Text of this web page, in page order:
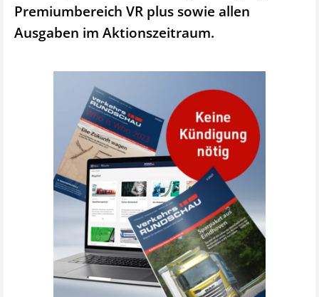
Premiumbereich VR plus sowie allen
Ausgaben im Aktionszeitraum.